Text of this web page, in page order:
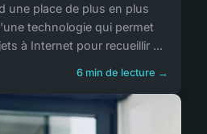
une place de plus en plus
technologie qui permet
à Internet pour recueillir ...
6 min de lecture →